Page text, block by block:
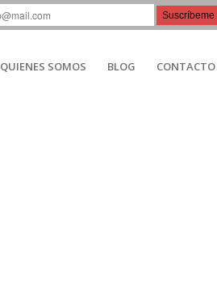
QUIENES SOMOS BLOG CONTACTO